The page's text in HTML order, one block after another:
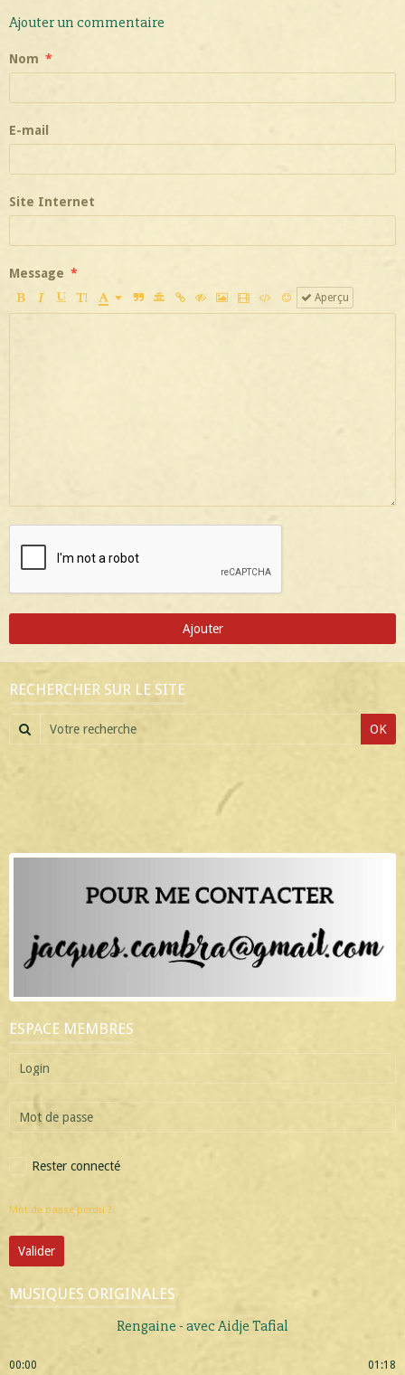
Ajouter un commentaire
Nom
E-mail
Site Internet
Message
Aperçu
Ajouter
RECHERCHER SUR LE SITE
OK
ESPACE MEMBRES
Rester connecté
Mot de passe perdu ?
Valider
MUSIQUES ORIGINALES
Rengaine - avec Aidje Tafial
00:00 01:18